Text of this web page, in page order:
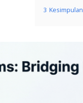
3 Kesimpulan